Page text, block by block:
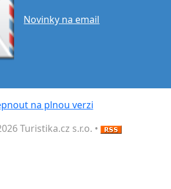
Novinky na email
na plnou verzi
Turistika.cz s.r.o. •